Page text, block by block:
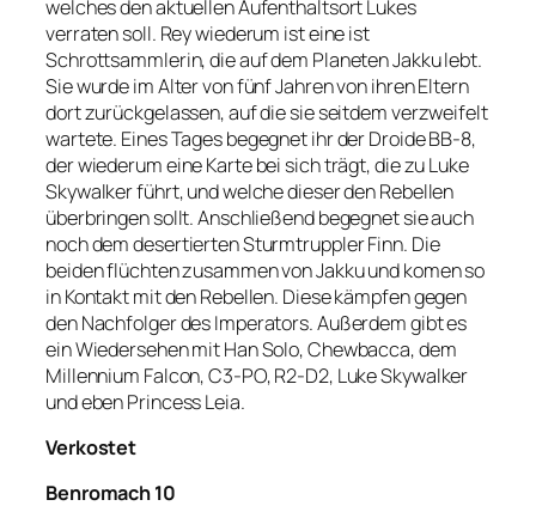
welches den aktuellen Aufenthaltsort Lukes
verraten soll. Rey wiederum ist eine ist
Schrottsammlerin, die auf dem Planeten Jakku lebt.
Sie wurde im Alter von fünf Jahren von ihren Eltern
dort zurückgelassen, auf die sie seitdem verzweifelt
wartete. Eines Tages begegnet ihr der Droide BB-8,
der wiederum eine Karte bei sich trägt, die zu Luke
Skywalker führt, und welche dieser den Rebellen
überbringen sollt. Anschließend begegnet sie auch
noch dem desertierten Sturmtruppler Finn. Die
beiden flüchten zusammen von Jakku und komen so
in Kontakt mit den Rebellen. Diese kämpfen gegen
den Nachfolger des Imperators. Außerdem gibt es
ein Wiedersehen mit Han Solo, Chewbacca, dem
Millennium Falcon, C3-PO, R2-D2, Luke Skywalker
und eben Princess Leia.
Verkostet
Benromach 10